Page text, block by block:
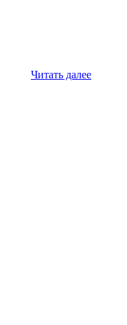
Читать далее